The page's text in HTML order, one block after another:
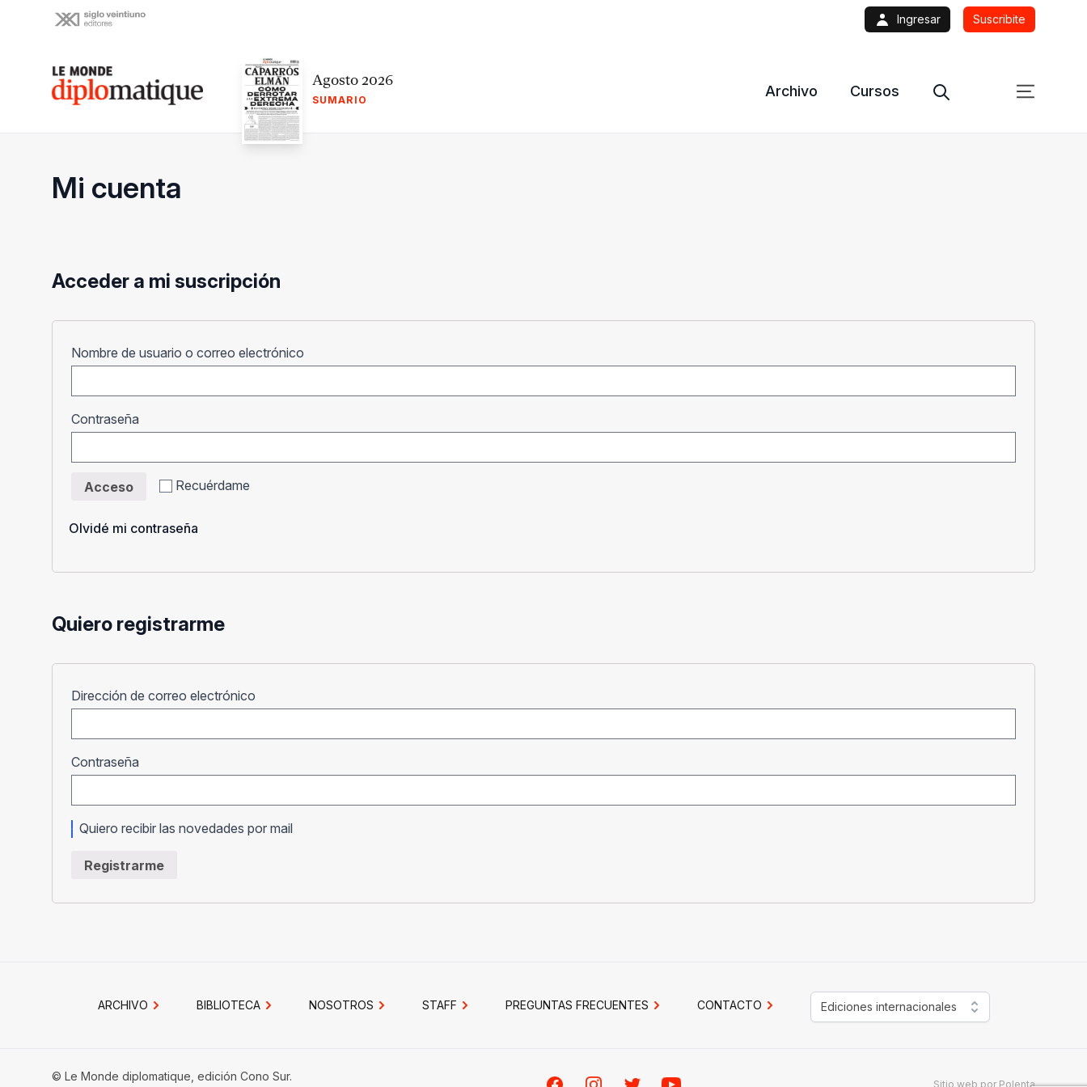
Ingresar Suscribite
Le monde diplomatique Agosto 2026
SUMARIO
Archivo Cursos
Mi cuenta
Acceder a mi suscripción
Nombre de usuario o correo electrónico
Contraseña
Recuérdame
Acceso
Olvidé mi contraseña
Quiero registrarme
Dirección de correo electrónico
Contraseña
Quiero recibir las novedades por mail
Registrarme
ARCHIVO BIBLIOTECA NOSOTROS STAFF PREGUNTAS FRECUENTES CONTACTO Ediciones internacionales
© Le Monde diplomatique, edición Cono Sur.
Sitio web por Polenta